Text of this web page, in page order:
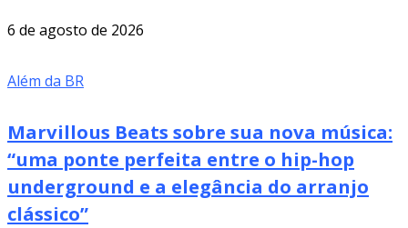
6 de agosto de 2026
Além da BR
Marvillous Beats sobre sua nova música:
“uma ponte perfeita entre o hip-hop
underground e a elegância do arranjo
clássico”